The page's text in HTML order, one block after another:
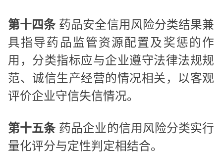
第十四条 药品安全信用风险分类结果兼
具指导药品监管资源配置及奖惩的作
用，分类指标应与企业遵守法律法规规
范、诚信生产经营的情况相关，以客观
评价企业守信失信情况。
第十五条 药品企业的信用风险分类实行
量化评分与定性判定相结合。